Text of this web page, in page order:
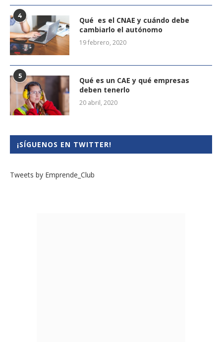
4
Qué es el CNAE y cuándo debe
cambiarlo el autónomo
19 febrero, 2020
5
Qué es un CAE y qué empresas
deben tenerlo
20 abril, 2020
¡SÍGUENOS EN TWITTER!
Tweets by Emprende_Club